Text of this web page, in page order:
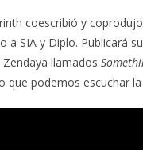
coescribió y coprodujo
a SIA y Diplo. Publicará
llamados
que podemos escuchar